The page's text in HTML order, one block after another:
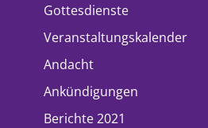
Gottesdienste
Veranstaltungskalender
Andacht
Ankündigungen
Berichte 2021